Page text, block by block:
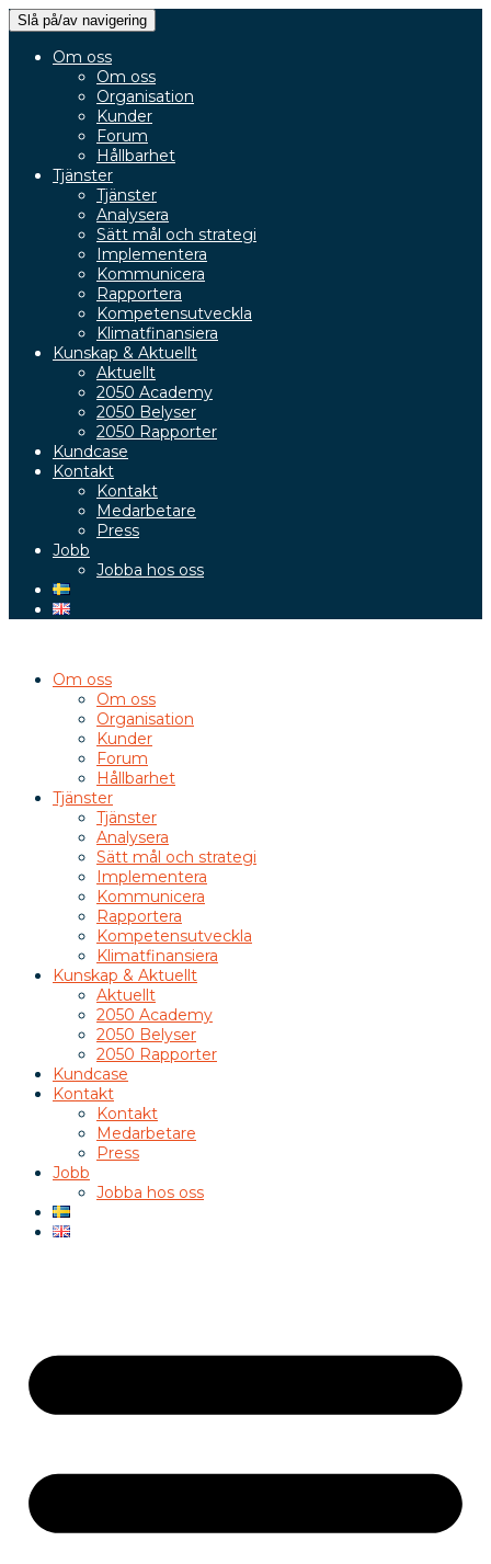
Slå på/av navigering
Om oss
Om oss
Organisation
Kunder
Forum
Hållbarhet
Tjänster
Tjänster
Analysera
Sätt mål och strategi
Implementera
Kommunicera
Rapportera
Kompetensutveckla
Klimatfinansiera
Kunskap & Aktuellt
Aktuellt
2050 Academy
2050 Belyser
2050 Rapporter
Kundcase
Kontakt
Kontakt
Medarbetare
Press
Jobb
Jobba hos oss
Om oss
Om oss
Organisation
Kunder
Forum
Hållbarhet
Tjänster
Tjänster
Analysera
Sätt mål och strategi
Implementera
Kommunicera
Rapportera
Kompetensutveckla
Klimatfinansiera
Kunskap & Aktuellt
Aktuellt
2050 Academy
2050 Belyser
2050 Rapporter
Kundcase
Kontakt
Kontakt
Medarbetare
Press
Jobb
Jobba hos oss